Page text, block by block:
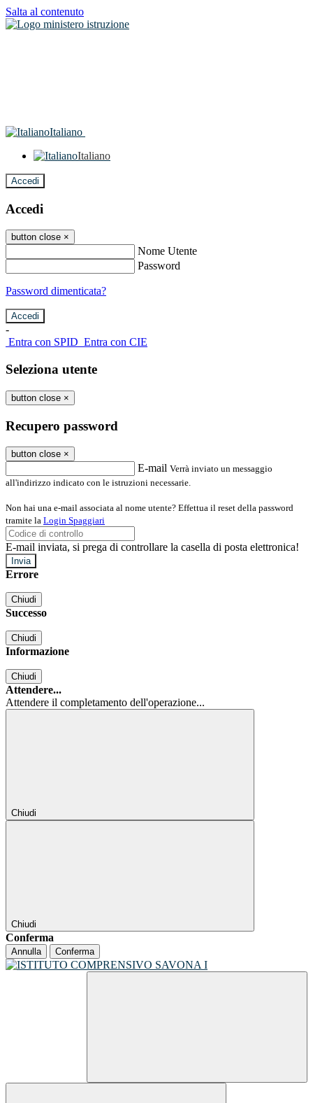
Salta al contenuto
Italiano
Italiano
Accedi
Accedi
button close ×
Nome Utente
Password
Password dimenticata?
-
Entra con SPID Entra con CIE
Seleziona utente
button close ×
Recupero password
button close ×
E-mail Verrà inviato un messaggio
all'indirizzo indicato con le istruzioni necessarie.
Non hai una e-mail associata al nome utente? Effettua il reset della password
tramite la Login Spaggiari
E-mail inviata, si prega di controllare la casella di posta elettronica!
Errore
Chiudi
Successo
Chiudi
Informazione
Chiudi
Attendere...
Attendere il completamento dell'operazione...
Chiudi
Chiudi
Conferma
Annulla Conferma